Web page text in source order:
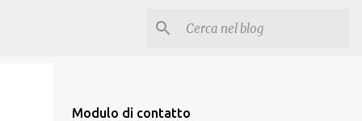
Modulo di contatto